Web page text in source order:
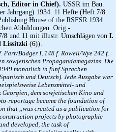
Editor in Chief). USSR im Bau.
Jahrgang) 1934. 11 Hefte (Heft 7/8
House of the RSFSR 1934.
Abbildungen. Orig.-
8 und 11 mit illustr. Umschlägen von I.
Lissitzki (6)).
Badger I, 148 f. Rowell/Wye 242 f.
sowjetischen Propagandamagazins. Die
monatlich in fünf Sprachen
und Deutsch). Jede Ausgabe war
Lebensmittel- und
dem sowjetischen Kino und
reportage became the foundation of
that „was created as a publication for
projects by photographic
developed, the task of